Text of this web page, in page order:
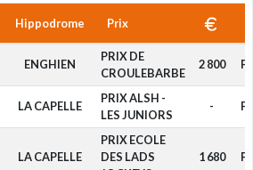
Hippodrome Prix
ENGHIEN
PRIX DE
CROULEBARBE
2 800
LA CAPELLE
PRIX ALSH -
LES JUNIORS
-
LA CAPELLE
PRIX ECOLE
DES LADS
1 680